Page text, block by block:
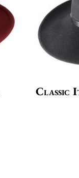
Classic